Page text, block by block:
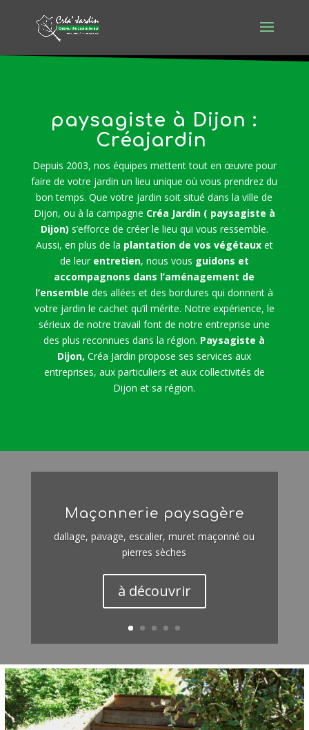
paysagiste à Dijon :
Créajardin
Depuis 2003, nos équipes mettent tout en œuvre pour
faire de votre jardin un lieu unique où vous prendrez du
bon temps. Que votre jardin soit situé dans la ville de
Dijon, ou à la campagne Créa Jardin ( paysagiste à
Dijon) s’efforce de créer le lieu qui vous ressemble.
Aussi, en plus de la plantation de vos végétauxet
de leur entretien, nous vous guidons et
accompagnons dans l’aménagement de
l’ensemble des allées et des bordures qui donnent à
votre jardin le cachet qu’il mérite. Notre expérience, le
sérieux de notre travail font de notre entreprise une
des plus reconnues dans la région. Paysagiste à
Dijon, Créa Jardin propose ses services aux
entreprises, aux particuliers et aux collectivités de
Dijon et sa région.
Maçonnerie paysagère
dallage, pavage, escalier, muret maçonné ou
pierres sèches
à découvrir